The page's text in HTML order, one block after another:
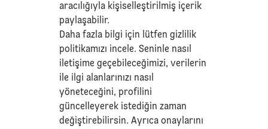
aracılığıyla kişiselleştirilmiş içerik
paylaşabilir.
Daha fazla bilgi için lütfengizlilik
politikamızı incele. Seninle nasıl
iletişime geçebileceğimizi, verilerin
ile ilgi alanlarınızı nasıl
yöneteceğini, profilini
güncelleyerek istediğin zaman
değiştirebilirsin. Ayrıca onaylarını